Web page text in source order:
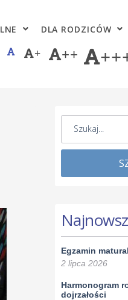
DLA RODZICÓW
+ ++
Egzamin
2 lipca 2026
Harmonogram
dojrzałości